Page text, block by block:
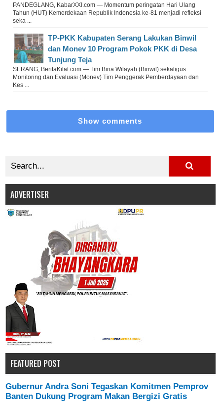
PANDEGLANG, KabarXXI.com — Momentum peringatan Hari Ulang
Tahun (HUT) Kemerdekaan Republik Indonesia ke-81 menjadi refleksi
seka ...
TP-PKK Kabupaten Serang Lakukan Binwil
dan Monev 10 Program Pokok PKK di Desa
Tunjung Teja
SERANG, BeritaKilat.com — Tim Bina Wilayah (Binwil) sekaligus
Monitoring dan Evaluasi (Monev) Tim Penggerak Pemberdayaan dan
Kes ...
Show comments
ADVERTISER
FEATURED POST
Gubernur Andra Soni Tegaskan Komitmen Pemprov
Banten Dukung Program Makan Bergizi Gratis